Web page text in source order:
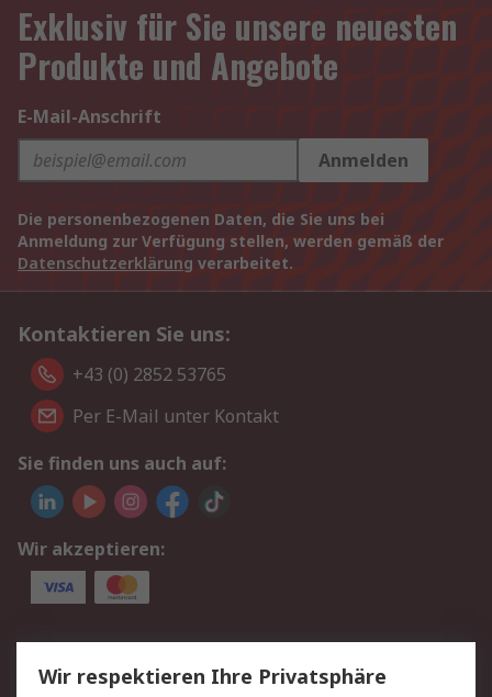
Exklusiv für Sie unsere neuesten
Produkte und Angebote
E-Mail-Anschrift
Anmelden
Die personenbezogenen Daten, die Sie uns bei
Anmeldung zur Verfügung stellen, werden gemäß der
Datenschutzerklärung verarbeitet.
Kontaktieren Sie uns:
+43 (0) 2852 53765
Per E-Mail unter Kontakt
Sie finden uns auch auf:
Wir akzeptieren:
Service
Value Added Services
Lieferlösungen
Wir respektieren Ihre Privatsphäre